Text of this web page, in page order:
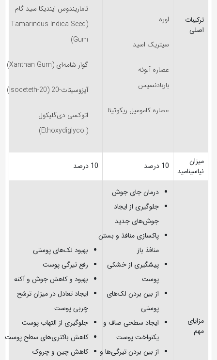
ترکیبات
اصلی
اوره
سیتریک اسید
عصاره آلوئه
باربادنسیس
عصاره کامومیل ریکوتیتا
تاماریندوس ایندیکا سید گام
(Tamarindus Indica Seed
Gum)
گوار شامه‌ای (Xanthan Gum)
آیزوسیتات-20 (Isoceteth-20)
اتوکسی دی‌گلیکول
(Ethoxydiglycol)
میزان
نیاسینامید
10 درصد 10 درصد
مزایای
مهم
درمان جای جوش
جلوگیری از ایجاد
جوش‌های جدید
پاکسازی منافذ و بستن
منافذ باز
پیشگیری از خشکی
پوست
از بین بردن لک‌های
پوستی
ایجاد سطحی صاف و
یکنواخت پوست
از بین بردن تیرگی‌ها و
بهبود لک‌های پوستی
رفع تیرگی پوست
بهبود و کاهش جوش و آکنه
ایجاد تعادل در میزان ترشح
چربی پوست
جلوگیری از التهاب پوست
کاهش باکتری‌های سطح پوست
کاهش چین و چروک